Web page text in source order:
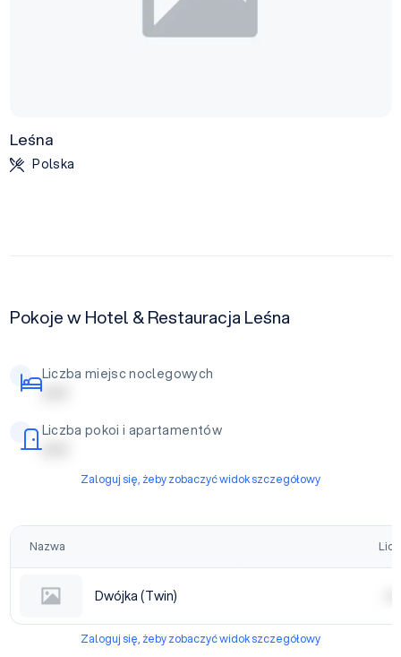
Leśna
Polska
Pokoje w Hotel & Restauracja Leśna
Liczba miejsc noclegowych
| | | | |
Liczba pokoi i apartamentów
| | | | |
Zaloguj się, żeby zobaczyć widok szczegółowy
Nazwa
Dwójka (Twin)
Zaloguj się, żeby zobaczyć widok szczegółowy